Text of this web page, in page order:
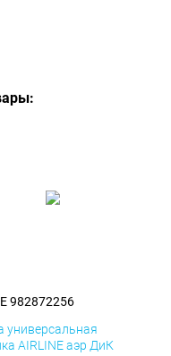
982872256
универсальная
AIRLINE аэр ДиК